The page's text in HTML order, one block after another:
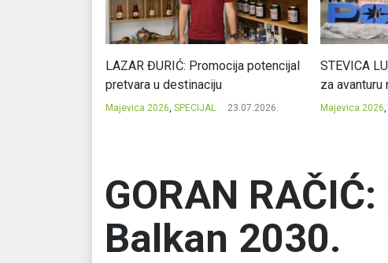
LAZAR ĐURIĆ: Promocija potencijal
pretvara u destinaciju
Majevica 2026, SPECIJAL 23.07.2026.
STEVICA
za avanturu
Majevica 2026,
GORAN
Balkan 2030.